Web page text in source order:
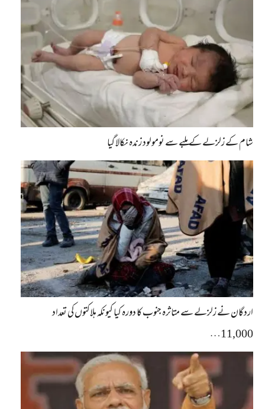
شام کے زلزلے کے ملبے سے نومولود زندہ نکالا گیا
اردگان نے زلزلے سے متاثرہ جنوب کا دورہ کیا کیونکہ ہلاکتوں کی تعداد
11,000…